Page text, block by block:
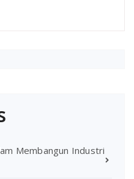
Membangun Industri